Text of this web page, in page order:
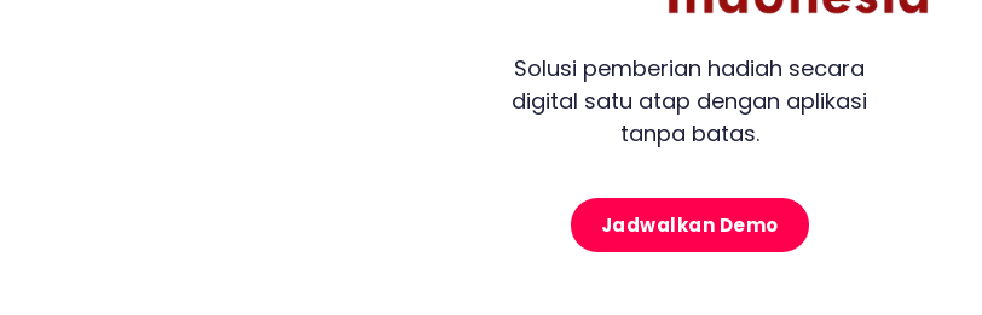
Solusi pemberian hadiah secara
digital satu atap dengan aplikasi
tanpa batas.
Jadwalkan Demo